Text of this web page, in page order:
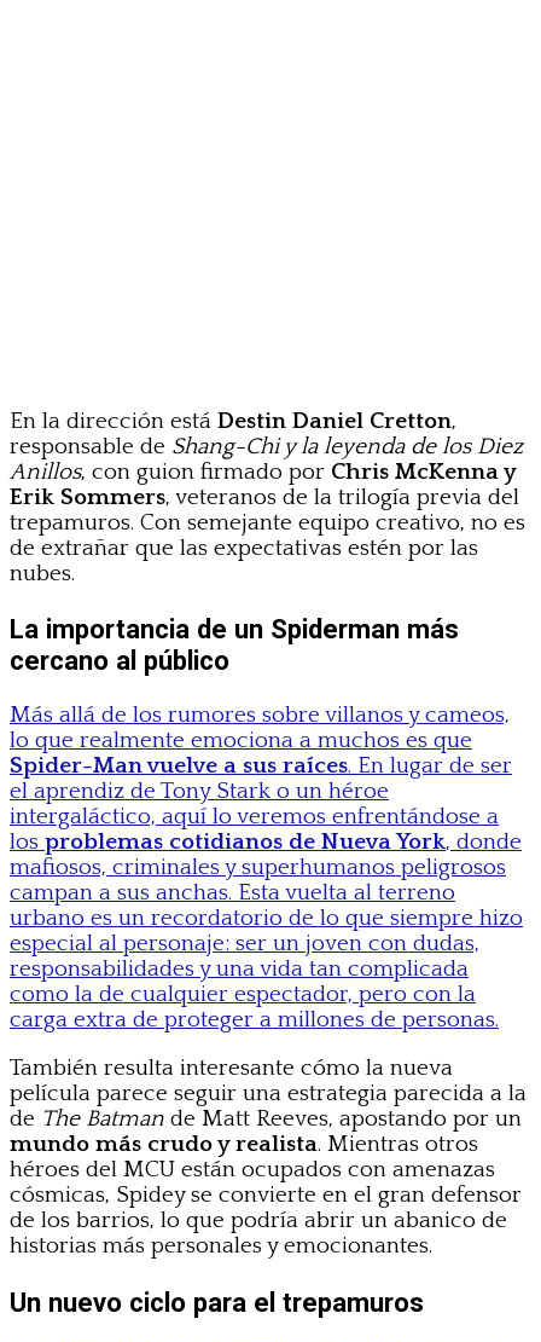
En la dirección está Destin Daniel Cretton,
responsable de Shang-Chi y la leyenda de los Diez
Anillos, con guion firmado por Chris McKenna y
Erik Sommers, veteranos de la trilogía previa del
trepamuros. Con semejante equipo creativo, no es
de extrañar que las expectativas estén por las
nubes.
La importancia de un Spiderman más
cercano al público
Más allá de los rumores sobre villanos y cameos,
lo que realmente emociona a muchos es que
Spider-Man vuelve a sus raíces. En lugar de ser
el aprendiz de Tony Stark o un héroe
intergaláctico, aquí lo veremos enfrentándose a
los problemas cotidianos de Nueva York, donde
mafiosos, criminales y superhumanos peligrosos
campan a sus anchas. Esta vuelta al terreno
urbano es un recordatorio de lo que siempre hizo
especial al personaje: ser un joven con dudas,
responsabilidades y una vida tan complicada
como la de cualquier espectador, pero con la
carga extra de proteger a millones de personas.
También resulta interesante cómo la nueva
película parece seguir una estrategia parecida a la
de The Batman de Matt Reeves, apostando por un
mundo más crudo y realista. Mientras otros
héroes del MCU están ocupados con amenazas
cósmicas, Spidey se convierte en el gran defensor
de los barrios, lo que podría abrir un abanico de
historias más personales y emocionantes.
Un nuevo ciclo para el trepamuros